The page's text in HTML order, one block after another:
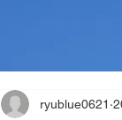
ryublue0621